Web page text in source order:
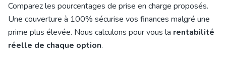
Comparez les pourcentages de prise en charge proposés.
Une couverture à 100% sécurise vos finances malgré une
prime plus élevée. Nous calculons pour vous la rentabilité
réelle de chaque option.